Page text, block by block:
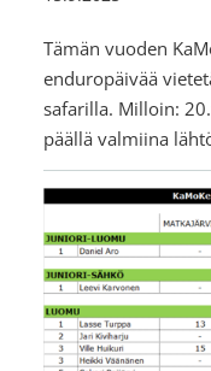
Tämän vuoden
enduropäivää
safarilla. Milloin:
päällä valmiina